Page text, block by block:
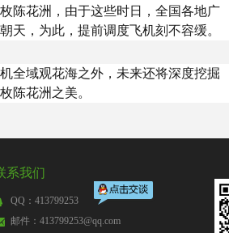
陈花洲，由于这些时日，全国各地广
天，为此，提前调度飞机刻不容缓。
全域观花海之外，未来还将深度挖掘
陈花洲之美。
系我们
QQ：413799253
邮件：413799253@qq.com